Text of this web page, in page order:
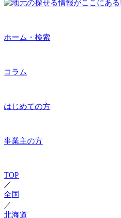
ホーム・検索
コラム
はじめての方
事業主の方
TOP
／
全国
／
北海道